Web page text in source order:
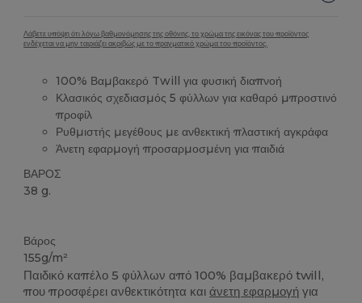
Λάβετε υπόψη ότι λόγω βαθμονόμησης της οθόνης, το χρώμα της εικόνας του προϊόντος
ενδέχεται να μην ταιριάζει ακριβώς με το πραγματικό χρώμα του προϊόντος.
100% Βαμβακερό Twill για φυσική διαπνοή
Κλασικός σχεδιασμός 5 φύλλων για καθαρό μπροστινό
προφίλ
Ρυθμιστής μεγέθους με ανθεκτική πλαστική αγκράφα
Άνετη εφαρμογή προσαρμοσμένη για παιδιά
ΒΑΡΟΣ
38 g.
Βάρος
155g/m²
Παιδικό καπέλο 5 φύλλων από 100% βαμβακερό twill,
που προσφέρει ανθεκτικότητα καιάνετη εφαρμογή για